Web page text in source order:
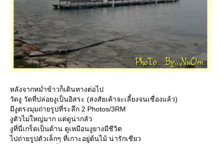
หลังจากหม่ำข้าวก็เดินทางต่อไป
วัดงู วัดที่ปล่อยงูเป็นอิสระ (สงสัยเค้าจะเลี้ยงจนเชื่องแล้ว)
มีงูตรงมุมถ่ายรูปที่ระลึก 2 Photos/3RM
งูตัวไม่ใหญ่มาก แต่ดูน่ากลัว
งูที่นี่เกร็ดเป็นด้าน ดูเหมือนงูยางมีชีวิต
ไปถ่ายรูปตัวเล็กๆ ที่เกาะอยู่ต้นไม้ น่ารักเชียว